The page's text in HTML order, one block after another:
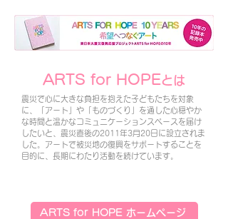
ARTS for HOPEとは
震災で心に大きな負担を抱えた子どもたちを対象
に、「アート」や「ものづくり」を通した心穏やか
な時間と温かなコミュニケーションスペースを届け
したいと、震災直後の2011年3月20日に設立されま
した。アートで被災地の復興をサポートすることを
目的に、長期にわたり活動を続けています。
ARTS for HOPE ホームページ